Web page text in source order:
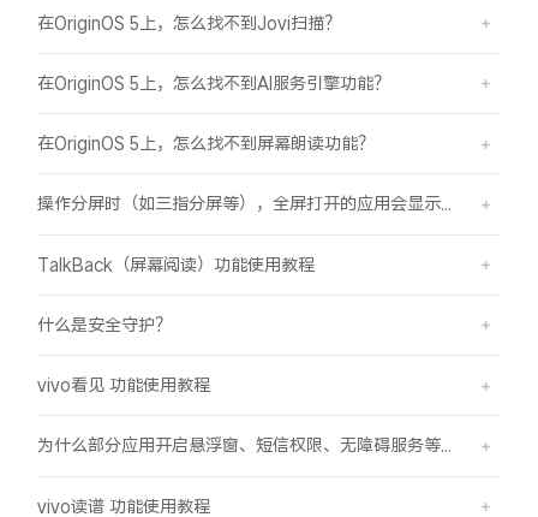
在OriginOS 5上，怎么找不到Jovi扫描？
在OriginOS 5上，怎么找不到AI服务引擎功能？
在OriginOS 5上，怎么找不到屏幕朗读功能？
操作分屏时（如三指分屏等），全屏打开的应用会显示在屏幕顶部，之前是分半屏
TalkBack（屏幕阅读）功能使用教程
什么是安全守护？
vivo看见 功能使用教程
为什么部分应用开启悬浮窗、短信权限、无障碍服务等功能时会弹受限提示框？
vivo读谱 功能使用教程